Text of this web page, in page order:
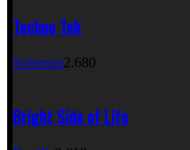
Techno Tek
Solomun2.680
Bright Side of Life